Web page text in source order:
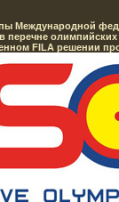
Международной
олимпийских
FILA решении